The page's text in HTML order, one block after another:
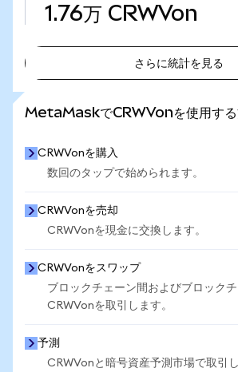
1.76万 CRWVon
さらに統計を見る
MetaMaskでCRWVonを使用する
CRWVonを購入
数回のタップで始められます。
CRWVonを売却
CRWVonを現金に交換します。
CRWVonをスワップ
ブロックチェーン間およびブロック
CRWVonを取引します。
予測
CRWVonと暗号資産予測市場で取引し